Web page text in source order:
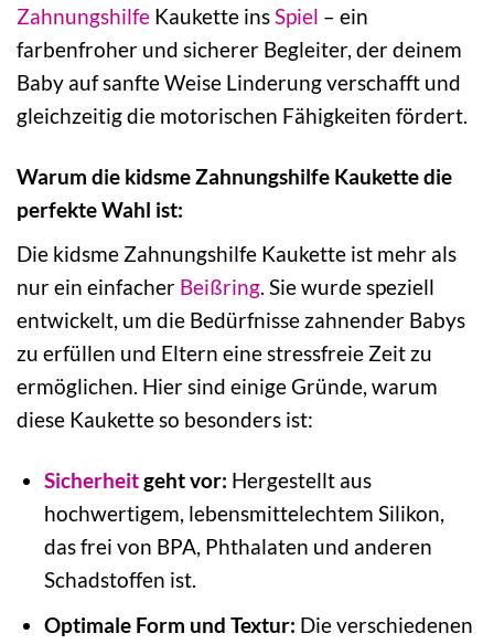
Zahnungshilfe Kaukette insSpiel – ein
farbenfroher und sicherer Begleiter, der deinem
Baby auf sanfte Weise Linderung verschafft und
gleichzeitig die motorischen Fähigkeiten fördert.
Warum die kidsme Zahnungshilfe Kaukette die
perfekte Wahl ist:
Die kidsme Zahnungshilfe Kaukette ist mehr als
nur ein einfacher Beißring . Sie wurde speziell
entwickelt, um die Bedürfnisse zahnender Babys
zu erfüllen und Eltern eine stressfreie Zeit zu
ermöglichen. Hier sind einige Gründe, warum
diese Kaukette so besonders ist:
Sicherheitgeht vor: Hergestellt aus
hochwertigem, lebensmittelechtem Silikon,
das frei von BPA, Phthalaten und anderen
Schadstoffen ist.
Optimale Form und Textur: Die verschiedenen